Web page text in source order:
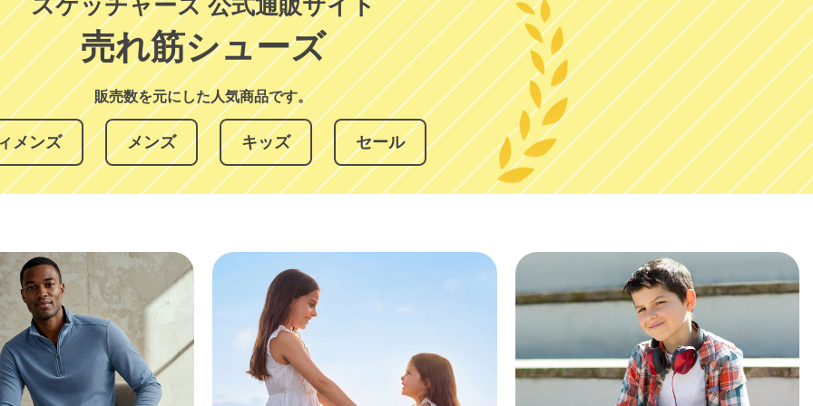
売れ筋シューズ
販売数を元にした人気商品です。
メンズ メンズ キッズ セール